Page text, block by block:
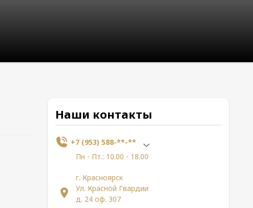
Наши контакты
+7 (953) 588-**-**
Пн - Пт.: 10.00 - 18.00
г. Красноярск
Ул. Красной Гвардии
д. 24 оф. 307